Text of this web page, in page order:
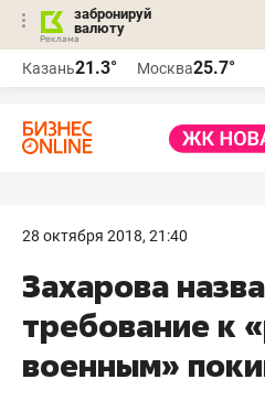
забронируй
валюту
Казань21.3° Москва25.7°
28 октября 2018, 21:40
Захарова
требование к
военным»